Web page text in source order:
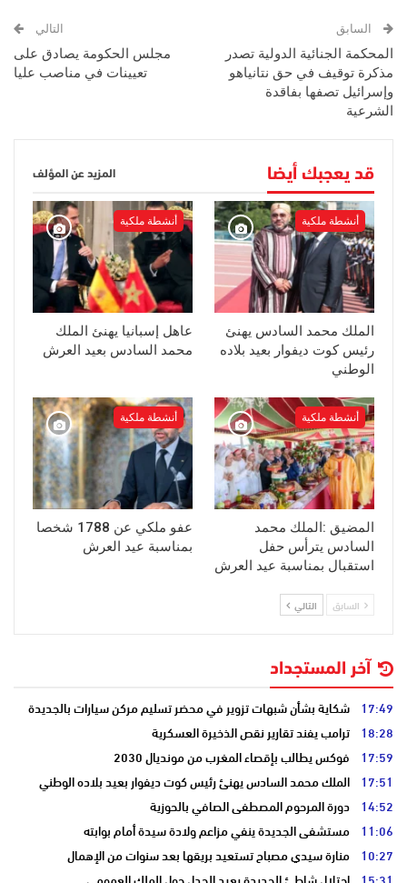
السابق
المحكمة الجنائية الدولية تصدر
مذكرة توقيف في حق نتانياهو
وإسرائيل تصفها بفاقدة
الشرعية
التالي
مجلس الحكومة يصادق على
تعيينات في مناصب عليا
قد يعجبك أيضا المزيد عن المؤلف
أنشطة ملكية
الملك محمد السادس يهنئ
رئيس كوت ديفوار بعيد بلاده
الوطني
أنشطة ملكية
عاهل إسبانيا يهنئ الملك
محمد السادس بعيد العرش
أنشطة ملكية
المضيق :الملك محمد
السادس يترأس حفل
استقبال بمناسبة عيد العرش
أنشطة ملكية
عفو ملكي عن 1788 شخصا
بمناسبة عيد العرش
السابق التالي
آخر المستجداد
17:49 شكاية بشأن شبهات تزوير في محضر تسليم مركن سيارات بالجديدة
18:28 ترامب يفند تقارير نقص الذخيرة العسكرية
17:59 فوكس يطالب بإقصاء المغرب من مونديال 2030
17:51 الملك محمد السادس يهنئ رئيس كوت ديفوار بعيد بلاده الوطني
14:52 دورة المرحوم المصطفى الصافي بالحوزية
11:06 مستشفى الجديدة ينفي مزاعم ولادة سيدة أمام بوابته
10:27 منارة سيدي مصباح تستعيد بريقها بعد سنوات من الإهمال